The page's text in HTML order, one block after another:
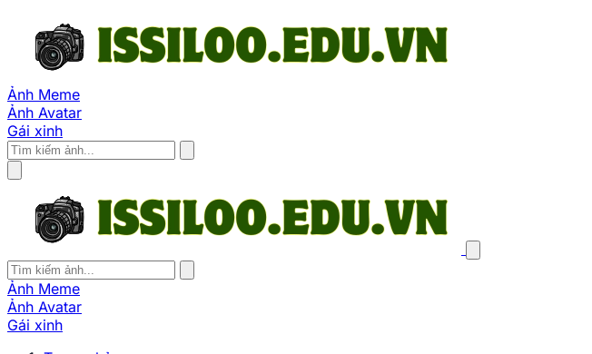
Ảnh Meme
Ảnh Avatar
Gái xinh
Ảnh Meme
Ảnh Avatar
Gái xinh